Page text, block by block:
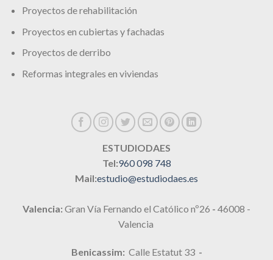
Proyectos de rehabilitación
Proyectos en cubiertas y fachadas
Proyectos de derribo
Reformas integrales en viviendas
ESTUDIODAES
Tel:960 098 748
Mail:estudio@estudiodaes.es
Valencia: Gran Vía Fernando el Católico nº26 - 46008 -
Valencia
Benicassim: Calle Estatut 33 -